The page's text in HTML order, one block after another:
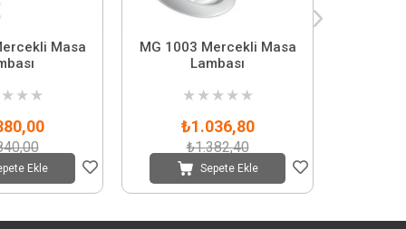
Masa
★ ★ ★
Ekle
MG 1003 Mercekli Masa
Lambası
★ ★ ★ ★ ★
₺1.036,80
₺1.382,40
Sepete Ekle